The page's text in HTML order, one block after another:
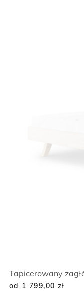
Tapicerowany
od 1 799,00 zł